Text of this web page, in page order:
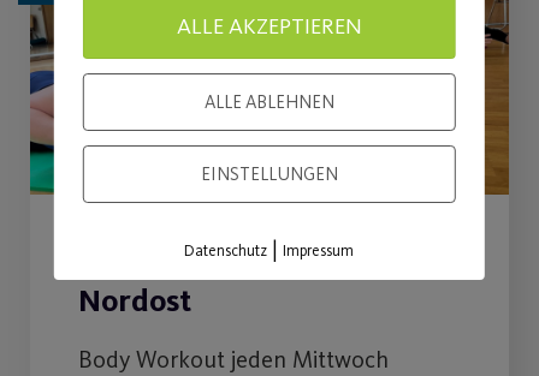
Neue Sportstunde in
Nordost
Body Workout jeden Mittwoch
ALLE AKZEPTIEREN
ALLE ABLEHNEN
EINSTELLUNGEN
Datenschutz |Impressum